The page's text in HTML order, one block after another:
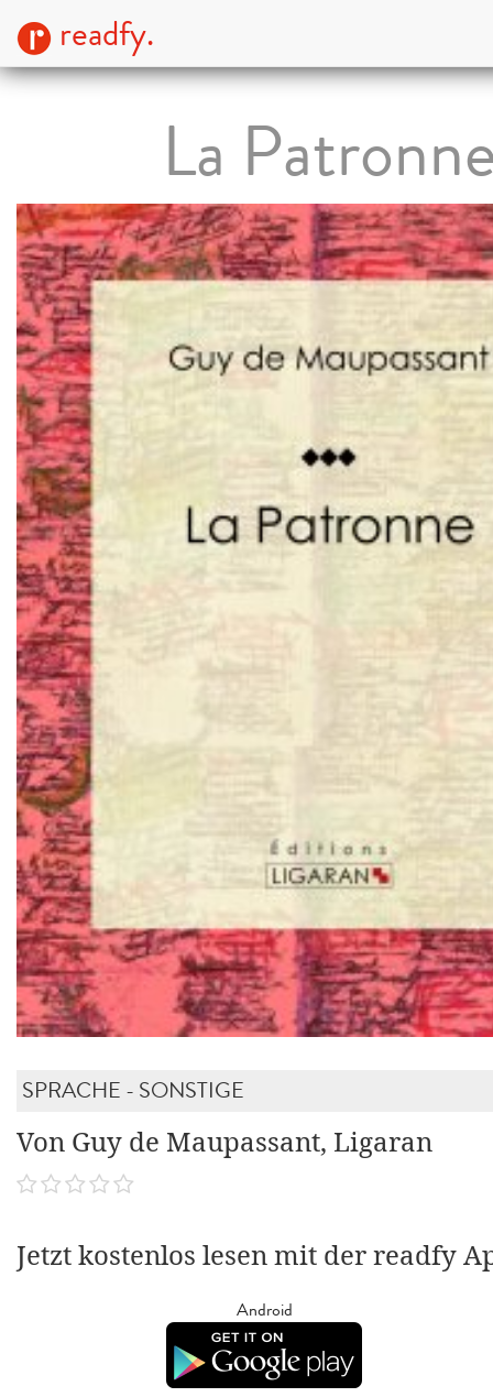
readfy.
La
SPRACHE - SONSTIGE
Von Guy de Maupassant, Ligaran
Jetzt kostenlos lesen mit der readfy
Android